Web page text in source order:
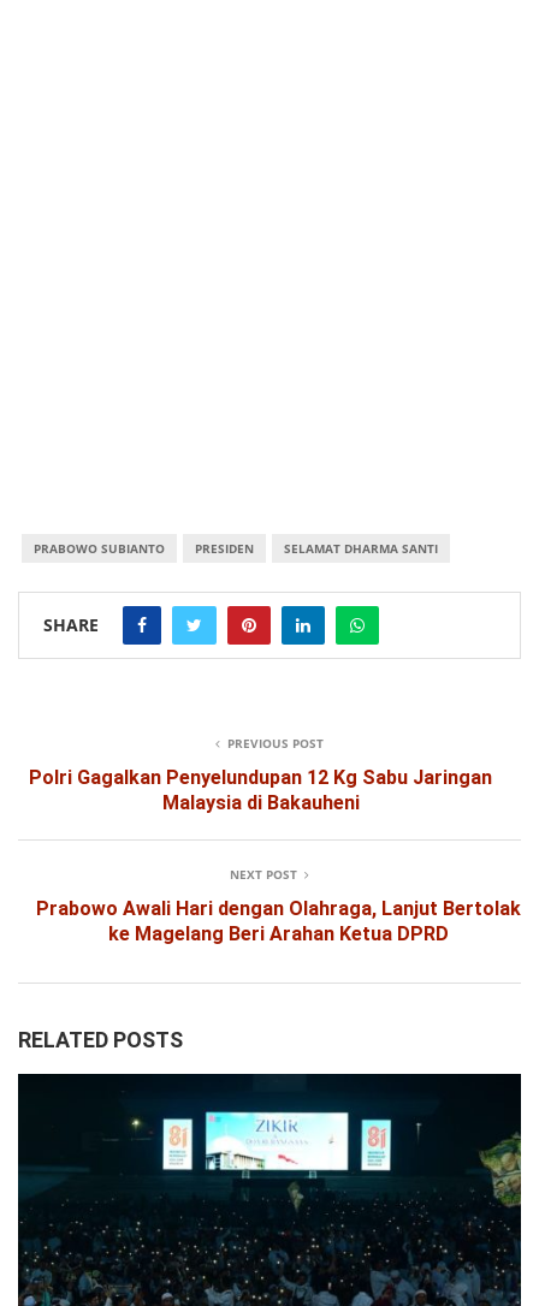
PRABOWO SUBIANTO PRESIDEN SELAMAT DHARMA SANTI
SHARE
PREVIOUS POST
Polri Gagalkan Penyelundupan 12 Kg Sabu Jaringan
Malaysia di Bakauheni
NEXT POST
Prabowo Awali Hari dengan Olahraga, Lanjut Bertolak
ke Magelang Beri Arahan Ketua DPRD
RELATED POSTS